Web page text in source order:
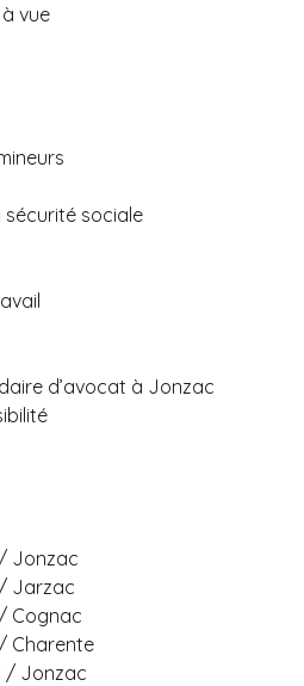
vue
sociale
d’avocat à Jonzac
Jonzac
Jarzac
Cognac
Charente
/ Jonzac